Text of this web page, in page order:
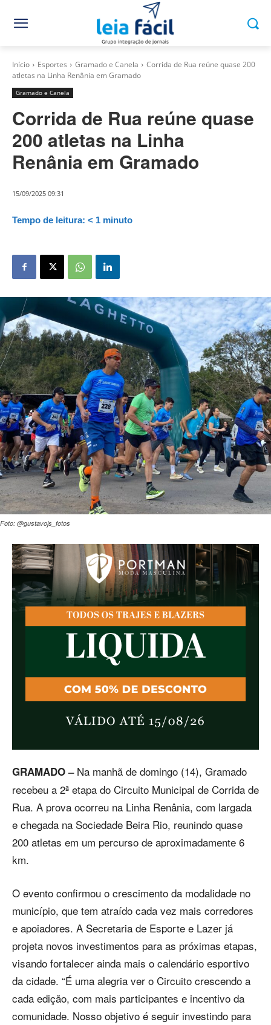
Início Esportes Gramado e Canela
Corrida de Rua reúne quase 200
atletas na Linha Renânia em Gramado
Gramado e Canela
Corrida de Rua reúne quase
200 atletas na Linha
Renânia em Gramado
15/09/2025 09:31
Tempo de leitura: < 1 minuto
Foto: @gustavojs_fotos
GRAMADO –Na manhã de domingo (14), Gramado
recebeu a 2ª etapa do Circuito Municipal de Corrida de
Rua. A prova ocorreu na Linha Renânia, com largada
e chegada na Sociedade Beira Rio, reunindo quase
200 atletas em um percurso de aproximadamente 6
km.
O evento confirmou o crescimento da modalidade no
município, que tem atraído cada vez mais corredores
e apoiadores. A Secretaria de Esporte e Lazer já
projeta novos investimentos para as próximas etapas,
visando fortalecer ainda mais o calendário esportivo
da cidade. “É uma alegria ver o Circuito crescendo a
cada edição, com mais participantes e incentivo da
comunidade. Nosso objetivo é seguir investindo para